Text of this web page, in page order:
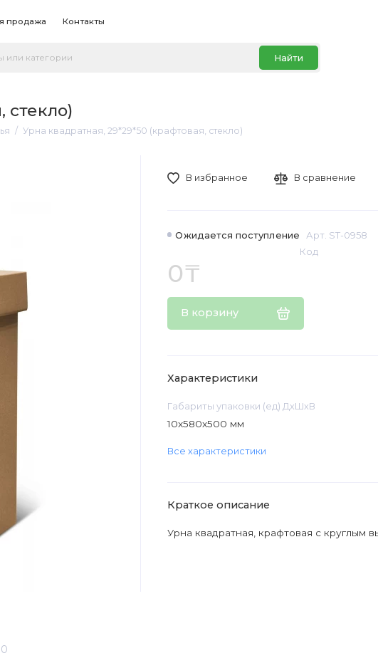
продажа Контакты
Найти
стекло)
Урна квадратная, 29*29*50 (крафтовая, стекло)
Ожидается поступление
Арт. ST-0958
Код
0₸
В корзину
В избранное В сравнение
Характеристики
Габариты упаковки (ед) ДхШхВ
10x580x500 мм
Все характеристики
Краткое описание
Урна квадратная, крафтовая с круглым
0